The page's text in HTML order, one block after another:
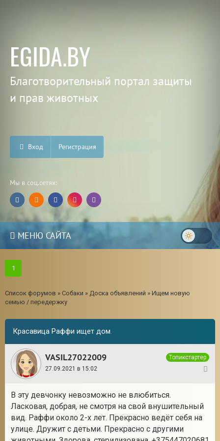
EGIDA.BY
Благотворительный портал защиты
и прав животных
Вход Регистрация
Мы в соц.сетях:
МЕНЮ САЙТА
1
Список форумов » Собаки » Доска объявлений » Ищем новую
семью / передержку
Красавица Раффи ищет дом.
VASIL27022009
Топикстартер
27.09.2021 в 15:02
В эту девчонку невозможно не влюбиться.
Ласковая, добрая, не смотря на свой внушительный
вид. Раффи около 2-х лет. Прекрасно ведёт себя на
улице. Дружит с детьми. Прекрасно с другими